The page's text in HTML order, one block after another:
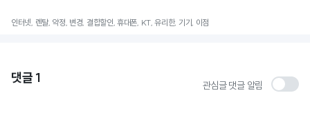
인터넷, 렌탈, 약정, 변경, 결합할인, 휴대폰, KT, 유리한, 기기, 이점
댓글 1 관심글 댓글 알림